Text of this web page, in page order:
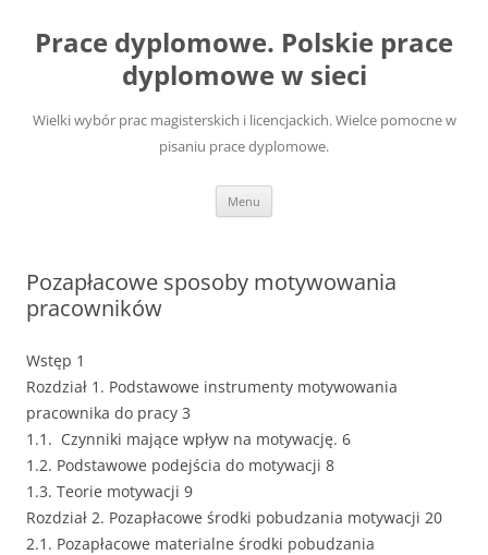
treści
Prace dyplomowe. Polskie prace
dyplomowe w sieci
Wielki wybór prac magisterskich i licencjackich. Wielce pomocne w
pisaniu prace dyplomowe.
Menu
Pozapłacowe sposoby motywowania
pracowników
Wstęp 1
Rozdział 1. Podstawowe instrumenty motywowania
pracownika do pracy 3
1.1. Czynniki mające wpływ na motywację. 6
1.2. Podstawowe podejścia do motywacji 8
1.3. Teorie motywacji 9
Rozdział 2. Pozapłacowe środki pobudzania motywacji 20
2.1. Pozapłacowe materialne środki pobudzania